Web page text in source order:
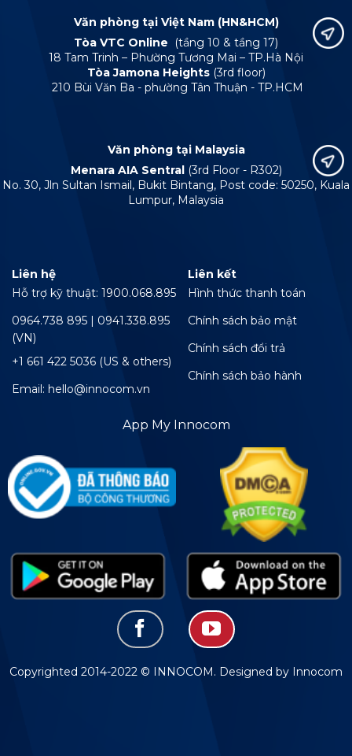
Văn phòng tại Việt Nam (HN&HCM)
Tòa VTC Online
(tầng 10 & tầng 17)
18 Tam Trinh – Phường Tương Mai – TP.Hà Nội
Tòa Jamona Heights (3rd floor)
210 Bùi Văn Ba - phường Tân Thuận - TP.HCM
Văn phòng tại Malaysia
Menara AIA Sentral (3rd Floor - R302)
No. 30, Jln Sultan Ismail, Bukit Bintang, Post code: 50250, Kuala
Lumpur, Malaysia
Liên hệ
Hỗ trợ kỹ thuật: 1900.068.895
0964.738 895 | 0941.338.895
(VN)
+1 661 422 5036 (US & others)
Email: hello@innocom.vn
Liên kết
Hình thức thanh toán
Chính sách bảo mật
Chính sách đổi trả
Chính sách bảo hành
App My Innocom
Copyrighted 2014-2022 © INNOCOM. Designed by Innocom